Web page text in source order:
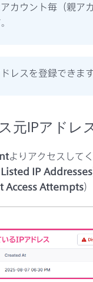
ウント毎（親ア
スを登録できます
元IPアドレ
よりアクセスして
IP Addresses
Access Attempts